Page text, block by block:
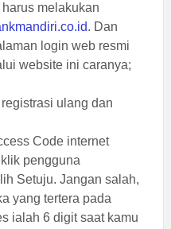
melakukan
. Dan
login web resmi
website ini caranya;
ulang dan
Code internet
pengguna
Setuju. Jangan salah,
yang tertera pada
ialah 6 digit saat kamu